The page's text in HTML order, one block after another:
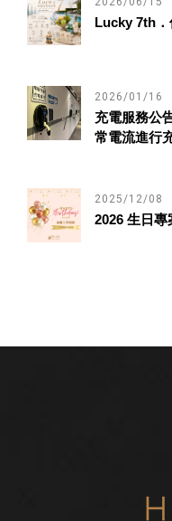
Lucky 7th．
2026/01/16
充電服務公
常電流進行
2025/12/08
2026 生日專